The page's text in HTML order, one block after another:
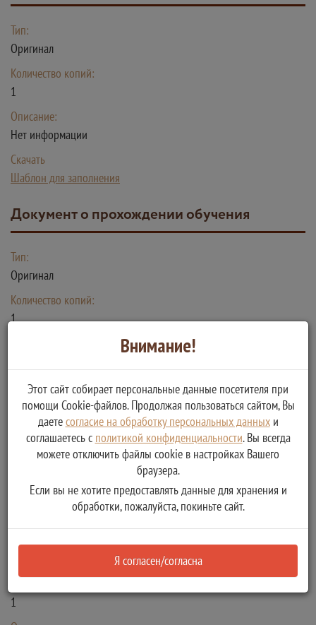
Тип:
Оригинал
Количество копий:
1
Описание:
Нет информации
Скачать
Шаблон для заполнения
Документ о прохождении обучения
Тип:
Оригинал
Количество копий:
1
Отказ в замене удостоверения
Отказ в предоставлении услуги/исполнении функции
Получаемые документы:
Уведомление об отказе
Тип:
1
Внимание!
Этот сайт собирает персональные данные посетителя при
помощи Cookie-файлов. Продолжая пользоваться сайтом, Вы
даетесогласие на обработку персональных данныхи
соглашаетесь с политикой конфиденциальности. Вы всегда
можете отключить файлы cookie в настройках Вашего
браузера.
Если вы не хотите предоставлять данные для хранения и
обработки, пожалуйста, покиньте сайт.
Я согласен/согласна